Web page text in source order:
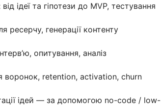
ідеї та гіпотези до MVP, тестування
ресерчу, генерації контенту
опитування, аналіз
воронок, retention, activation, churn
ідей — за допомогою no-code / low-